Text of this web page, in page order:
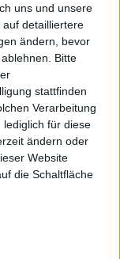
uns und unsere
auf detailliertere
ändern, bevor
Bitte
stattfinden
Verarbeitung
für diese
ändern oder
Website
die Schaltfläche
Corona recht
draufgehauen
stark von der